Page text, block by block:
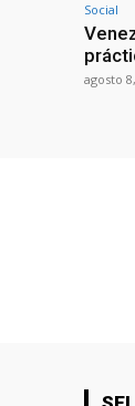
Social
agosto